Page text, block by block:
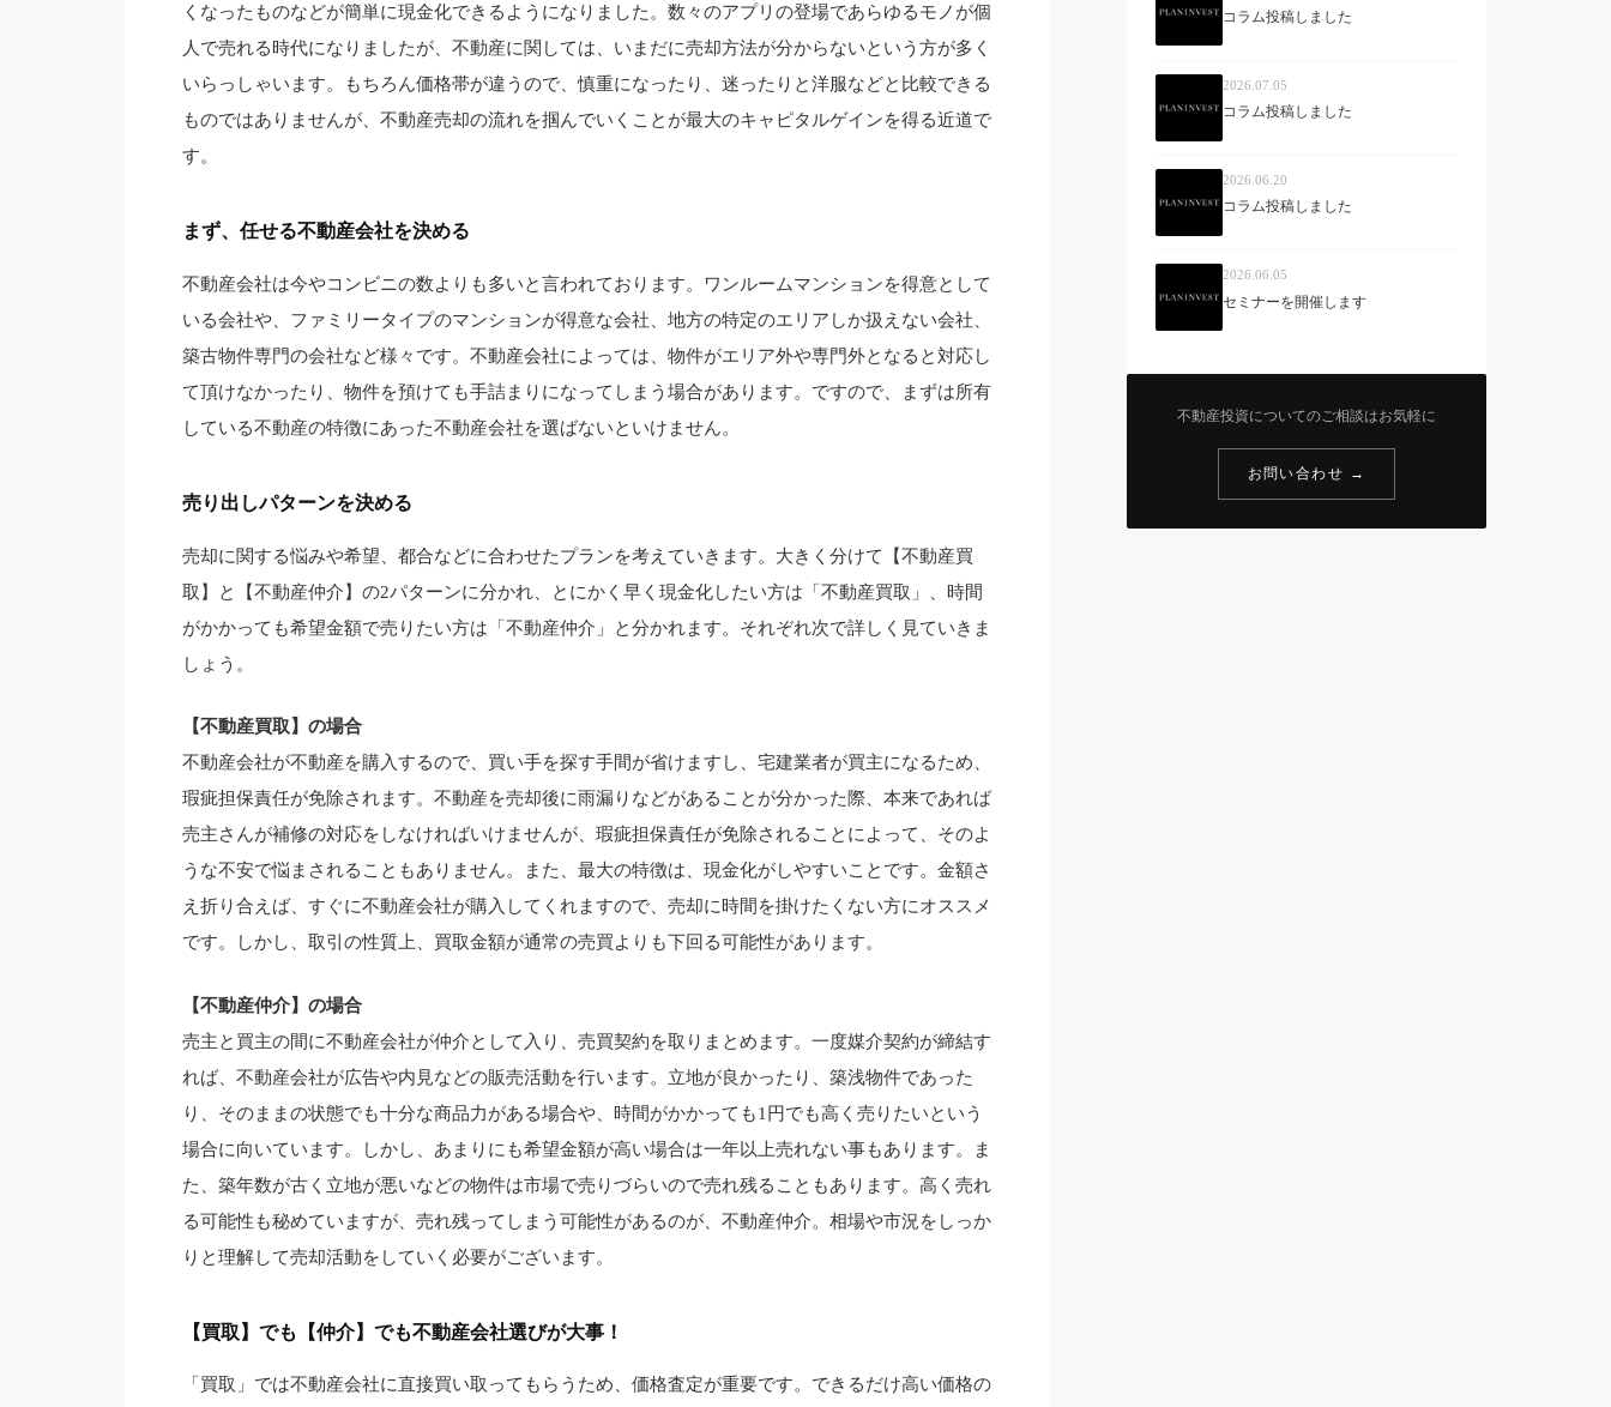
くなったものなどが簡単に現金化できるようになりました。数々のアプリの登場であらゆるモノが個
人で売れる時代になりましたが、不動産に関しては、いまだに売却方法が分からないという方が多く
いらっしゃいます。もちろん価格帯が違うので、慎重になったり、迷ったりと洋服などと比較できる
ものではありませんが、不動産売却の流れを掴んでいくことが最大のキャピタルゲインを得る近道で
す。
まず、任せる不動産会社を決める
不動産会社は今やコンビニの数よりも多いと言われております。ワンルームマンションを得意として
いる会社や、ファミリータイプのマンションが得意な会社、地方の特定のエリアしか扱えない会社、
築古物件専門の会社など様々です。不動産会社によっては、物件がエリア外や専門外となると対応し
て頂けなかったり、物件を預けても手詰まりになってしまう場合があります。ですので、まずは所有
している不動産の特徴にあった不動産会社を選ばないといけません。
売り出しパターンを決める
売却に関する悩みや希望、都合などに合わせたプランを考えていきます。大きく分けて【不動産買
取】と【不動産仲介】の2パターンに分かれ、とにかく早く現金化したい方は「不動産買取」、時間
がかかっても希望金額で売りたい方は「不動産仲介」と分かれます。それぞれ次で詳しく見ていきま
しょう。
【不動産買取】の場合
不動産会社が不動産を購入するので、買い手を探す手間が省けますし、宅建業者が買主になるため、
瑕疵担保責任が免除されます。不動産を売却後に雨漏りなどがあることが分かった際、本来であれば
売主さんが補修の対応をしなければいけませんが、瑕疵担保責任が免除されることによって、そのよ
うな不安で悩まされることもありません。また、最大の特徴は、現金化がしやすいことです。金額さ
え折り合えば、すぐに不動産会社が購入してくれますので、売却に時間を掛けたくない方にオススメ
です。しかし、取引の性質上、買取金額が通常の売買よりも下回る可能性があります。
【不動産仲介】の場合
売主と買主の間に不動産会社が仲介として入り、売買契約を取りまとめます。一度媒介契約が締結す
れば、不動産会社が広告や内見などの販売活動を行います。立地が良かったり、築浅物件であった
り、そのままの状態でも十分な商品力がある場合や、時間がかかっても1円でも高く売りたいという
場合に向いています。しかし、あまりにも希望金額が高い場合は一年以上売れない事もあります。ま
た、築年数が古く立地が悪いなどの物件は市場で売りづらいので売れ残ることもあります。高く売れ
る可能性も秘めていますが、売れ残ってしまう可能性があるのが、不動産仲介。相場や市況をしっか
りと理解して売却活動をしていく必要がございます。
【買取】でも【仲介】でも不動産会社選びが大事！
「買取」では不動産会社に直接買い取ってもらうため、価格査定が重要です。できるだけ高い価格の
コラム投稿しました
2026.07.05
コラム投稿しました
2026.06.20
コラム投稿しました
2026.06.05
セミナーを開催します
不動産投資についてのご相談はお気軽に
お問い合わせ →